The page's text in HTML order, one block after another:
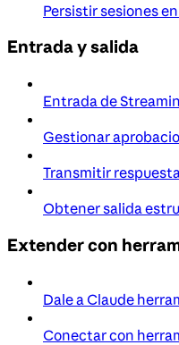
Persistir sesiones
Entrada y salida
Entrada de
Gestionar
Transmitir
Obtener salida
Extender con
Dale a Claude
Conectar con